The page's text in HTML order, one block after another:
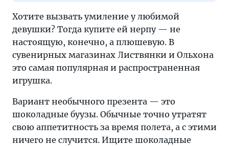
Хотите вызвать умиление у любимой
девушки? Тогда купите ей нерпу — не
настоящую, конечно, а плюшевую. В
сувенирных магазинах Листвянки и Ольхона
это самая популярная и распространенная
игрушка.
Вариант необычного презента — это
шоколадные буузы. Обычные точно утратят
свою аппетитность за время полета, а с этими
ничего не случится. Ищите шоколадные